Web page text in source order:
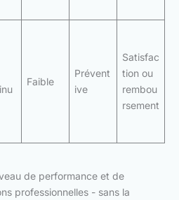
Faible
Prévent
ive
Satisfac
tion ou
rembou
rsement
de performance et de
professionnelles - sans la